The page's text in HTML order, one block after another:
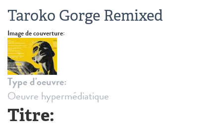
Taroko Gorge Remixed
Image de couverture:
Type d'oeuvre:
Oeuvre hypermédiatique
Titre: